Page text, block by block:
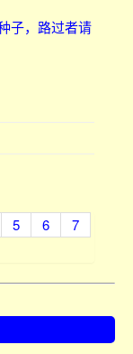
子，路过者请
5 6
7